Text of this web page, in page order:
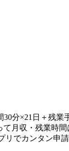
分×21日＋残業
月収・残業時間
でカンタン申請